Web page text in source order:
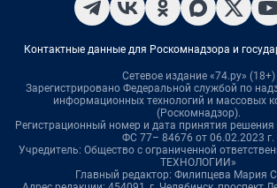
Контактные данные для Роскомнадзора и
Сетевое издание «74.ру» (18+)
Зарегистрировано Федеральной службой по
информационных технологий и массовых
(Роскомнадзор).
Регистрационный номер и дата принятия
ФС 77– 84676 от 06.02.2023 г.
Учредитель: Общество с ограниченной
ТЕХНОЛОГИИ»
Главный редактор: Филипцева Мария